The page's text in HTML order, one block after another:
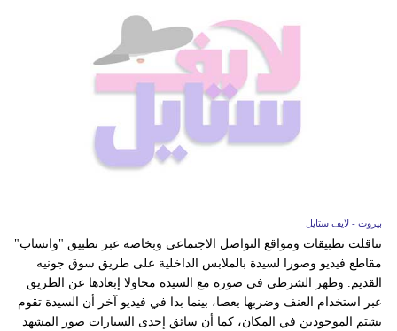
بيروت - لايف ستايل
تناقلت تطبيقات ومواقع التواصل الاجتماعي وبخاصة عبر تطبيق "واتساب"
مقاطع فيديو وصورا لسيدة بالملابس الداخلية على طريق سوق جونيه
القديم. وظهر الشرطي في صورة مع السيدة محاولا إبعادها عن الطريق
عبر استخدام العنف وضربها بعصا، بينما بدا في فيديو آخر أن السيدة تقوم
بشتم الموجودين في المكان، كما أن سائق إحدى السيارات صور المشهد